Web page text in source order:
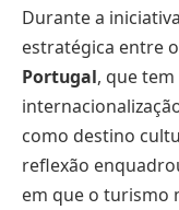
Durante a
estratégica entre o
Portugal, que
como destino
reflexão
em que o turismo